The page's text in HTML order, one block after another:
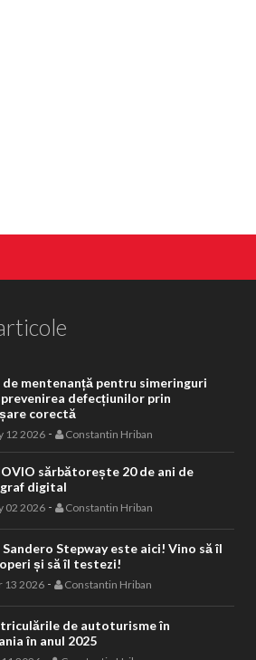
de mentenanță pentru simeringuri
prevenirea defecțiunilor prin
corectă
12 2026 - Constantin Hriban
sărbătorește 20 de ani de
digital
02 2026 - Constantin Hriban
Sandero Stepway este aici! Vino să îl
și să îl testezi!
13 2026 - Constantin Hriban
de autoturisme în
în anul 2025